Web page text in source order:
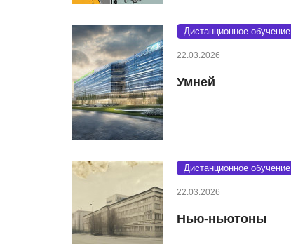
Дистанционное обучение
22.03.2026
Умней
Дистанционное обучение
22.03.2026
Нью-ньютоны